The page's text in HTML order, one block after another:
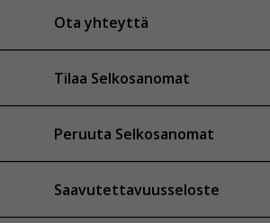
Ota yhteyttä
Tilaa Selkosanomat
Peruuta Selkosanomat
Saavutettavuusseloste